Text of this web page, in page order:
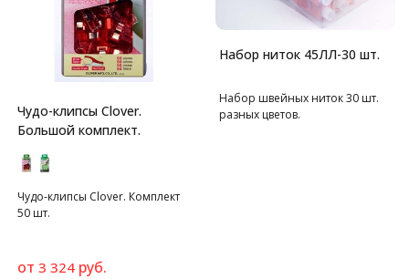
Чудо-клипсы Clover.
Большой комплект.
Чудо-клипсы Clover. Комплект
50 шт.
от 3 324 руб.
Набор ниток 45ЛЛ-30 шт.
Набор швейных ниток 30 шт.
разных цветов.